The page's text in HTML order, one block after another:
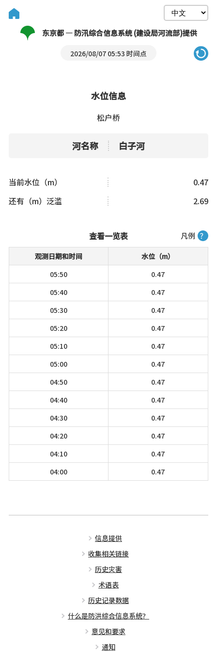
东京都 — 防汛综合信息系统 (建设局河流部)提供
2026/08/07 05:53 时间点
水位信息
松户桥
河名称 白子河
当前水位（m）
0.47
还有（m）泛滥
2.69
凡例 ？
查看一览表
观测日期和时间
水位（m）
05:50
0.47
05:40
0.47
05:30
0.47
05:20
0.47
05:10
0.47
05:00
0.47
04:50
0.47
04:40
0.47
04:30
0.47
04:20
0.47
04:10
0.47
04:00
0.47
信息提供
收集相关链接
历史灾害
术语表
历史记录数据
什么是防洪综合信息系统？
意见和要求
通知